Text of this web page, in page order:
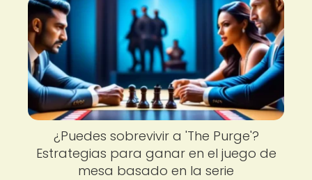
¿Puedes sobrevivir a 'The Purge'?
Estrategias para ganar en el juego de
mesa basado en la serie